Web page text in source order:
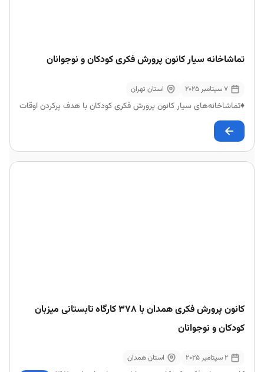
تماشاخانه سیار کانون پرورش فکری کودکان و نوجوانان
7 سپتامبر 2025 استان تهران
♦تماشاخانه‌های سیار کانون پرورش فکری کودکان با هدف پرکردن اوقات
کانون پرورش فکری همدان با ۳۷۸ کارگاه تابستانی میزبان
کودکان و نوجوانان
2 سپتامبر 2025 استان همدان